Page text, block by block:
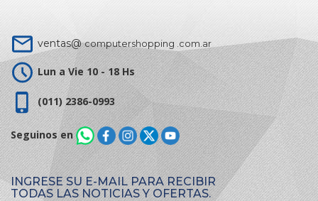
ventas@computershopping .com.ar
Lun a Vie 10 - 18 Hs
(011) 2386-0993
Seguinos en
INGRESE SU E-MAIL PARA RECIBIR
TODAS LAS NOTICIAS Y OFERTAS.